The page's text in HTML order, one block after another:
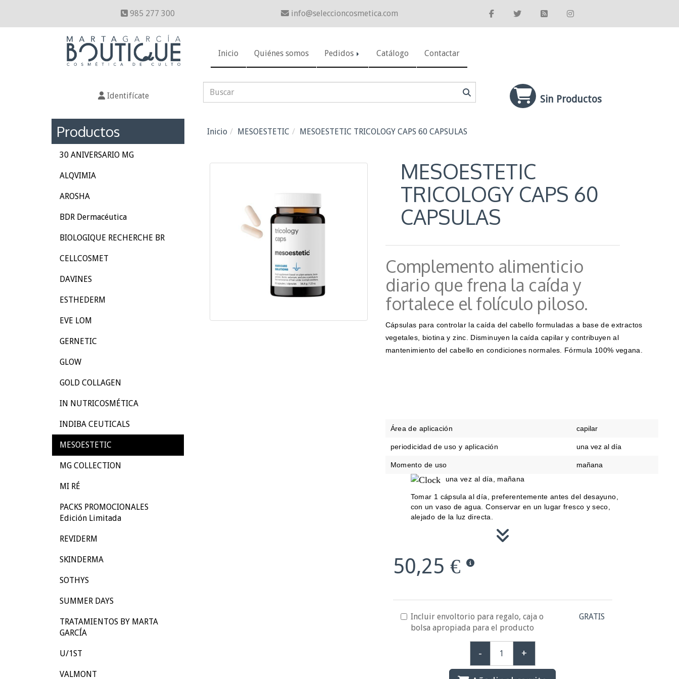
985 277 300 info seleccioncosmetica.com
Inicio Quiénes somos Pedidos Catálogo Contactar
Identifícate Sin Productos
Inicio MESOESTETIC MESOESTETIC TRICOLOGY CAPS 60 CAPSULAS
MESOESTETIC
TRICOLOGY CAPS 60
CAPSULAS
Complemento alimenticio
diario que frena la caída y
fortalece el folículo piloso.
Cápsulas para controlar la caída del cabello formuladas a base de extractos
vegetales, biotina y zinc. Disminuyen la caída capilar y contribuyen al
mantenimiento del cabello en condiciones normales. Fórmula 100% vegana.
Área de aplicación capilar
periodicidad de uso y aplicación una vez al día
Momento de uso
mañana
una vez al día, mañana
Tomar 1 cápsula al día, preferentemente antes del desayuno,
con un vaso de agua. Conservar en un lugar fresco y seco,
alejado de la luz directa.
50,25 €
Incluir envoltorio para regalo, caja o
bolsa apropiada para el producto
GRATIS
- +
Productos
30 ANIVERSARIO MG
ALQVIMIA
AROSHA
BDR Dermacéutica
BIOLOGIQUE RECHERCHE BR
CELLCOSMET
DAVINES
ESTHEDERM
EVE LOM
GERNETIC
GLOW
GOLD COLLAGEN
IN NUTRICOSMÉTICA
INDIBA CEUTICALS
MESOESTETIC
MG COLLECTION
MI RÉ
PACKS PROMOCIONALES
Edición Limitada
REVIDERM
SKINDERMA
SOTHYS
SUMMER DAYS
TRATAMIENTOS BY MARTA
GARCÍA
U/1ST
VALMONT